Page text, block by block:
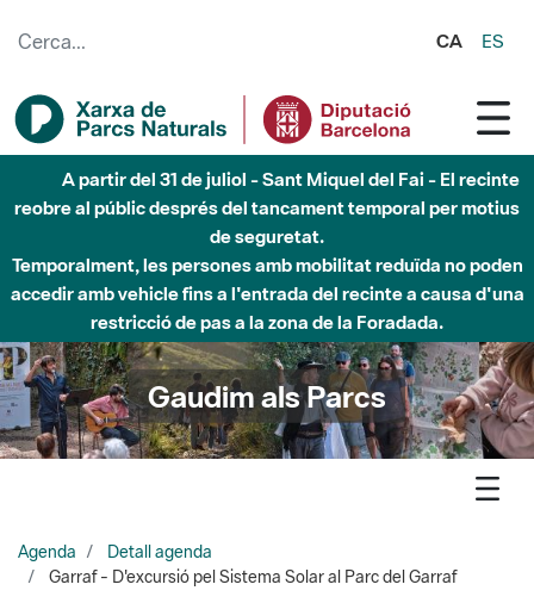
CA ES
Fins al desembre de 2026 - Parc Fluvial Besòs -
Afectacions a la llera del Parc Fluvial del Besòs degut a
obres de construcció d'una passera sobre el riu
Gaudim als Parcs
Agenda
Detall agenda